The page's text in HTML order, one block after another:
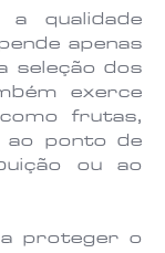
qualidade
apenas
seleção dos
exerce
frutas,
ao ponto de
ou ao
proteger o